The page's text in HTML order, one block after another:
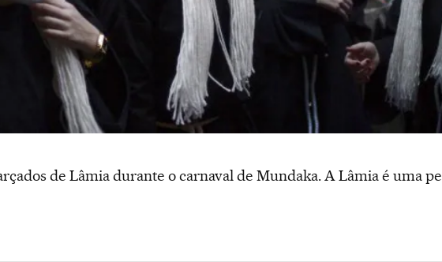
de Lâmia durante o carnaval de Mundaka. A Lâmia é uma